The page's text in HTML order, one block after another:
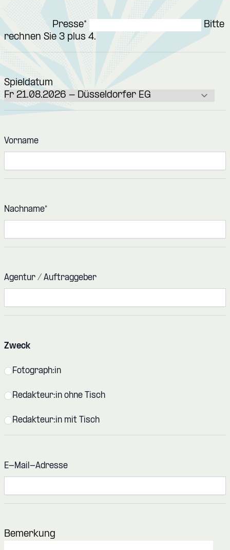
Presse*
Bitte
rechnen Sie 3 plus 4.
Spieldatum
Vorname
Nachname*
Agentur / Auftraggeber
Zweck
Fotograph:in
Redakteur:in ohne Tisch
Redakteur:in mit Tisch
E-Mail-Adresse
Bemerkung